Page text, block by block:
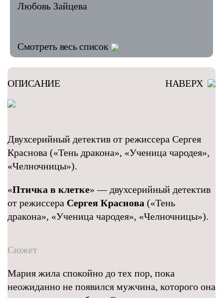
Любовь Зайцева
Смотреть весь список
ОПИСАНИЕ НАВЕРХ
Двухсерийный детектив от режиссера Сергея
Краснова («Тень дракона», «Ученица чародея»,
«Челночницы»).
«Птичка в клетке» — двухсерийный детектив
от режиссера Сергея Краснова («Тень
дракона», «Ученица чародея», «Челночницы»).
Сюжет
Мария жила спокойно до тех пор, пока
неожиданно не появился мужчина, которого она